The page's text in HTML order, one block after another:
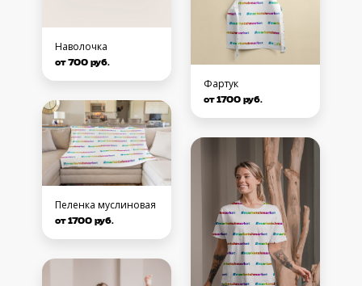
Наволочка
от 700 руб.
Пеленка муслиновая
от 1700 руб.
Фартук
от 1700 руб.